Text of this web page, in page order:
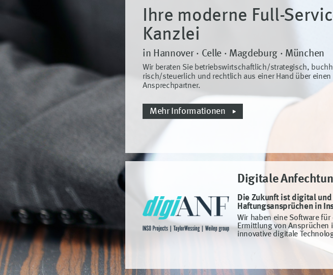
Ihre moderne Full-
Kanzlei
in Hannover · Celle · Magdeburg · München
Wir beraten Sie betriebswirtschaftlich/strategisch,
risch/steuerlich und rechtlich aus einer Hand über einen
Ansprechpartner.
Mehr Informationen
Digitale
Die Zukunft ist digital
Haftungsansprüchen in
Wir haben eine Software
Ermittlung von Ansprüchen
innovative digitale